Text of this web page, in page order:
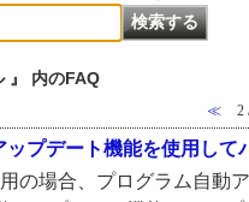
』 内のFAQ
≪ 2
プデート機能を使用し
の場合、プログラム自動